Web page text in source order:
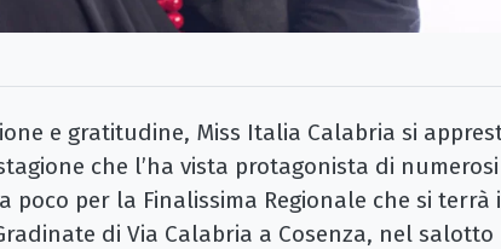
e gratitudine, Miss Italia Calabria si
che l’ha vista protagonista di numerosi
poco per la Finalissima Regionale che si terrà
di Via Calabria a Cosenza, nel